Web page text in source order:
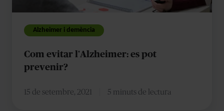
Alzheimer i demència
Com evitar l'Alzheimer: es pot
prevenir?
15 de setembre, 2021 5 minuts de lectura